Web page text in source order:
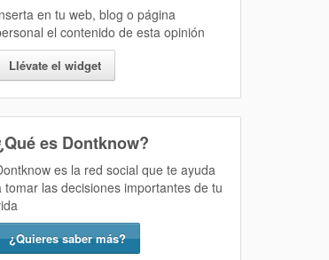
en tu web, blog o página
el contenido de esta opinión
Llévate el widget
es Dontknow?
es la red social que te ayuda
tomar las decisiones importantes de tu
¿Quieres saber más?